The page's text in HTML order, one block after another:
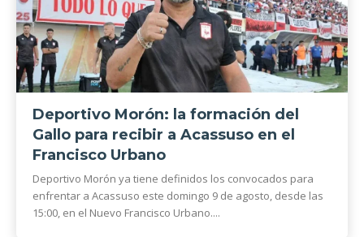
Deportivo Morón: la formación del
Gallo para recibir a Acassuso en el
Francisco Urbano
Deportivo Morón ya tiene definidos los convocados para
enfrentar a Acassuso este domingo 9 de agosto, desde las
15:00, en el Nuevo Francisco Urbano....